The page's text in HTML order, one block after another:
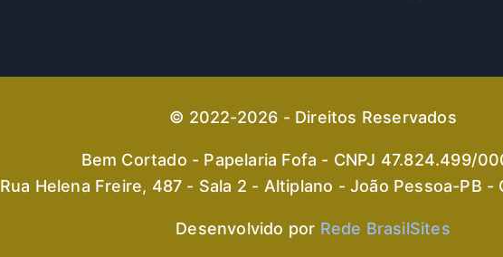
© 2022-2026 - Direitos Reservados
Bem Cortado - Papelaria Fofa - CNPJ 47.824.499/
Rua Helena Freire, 487 - Sala 2 - Altiplano - João Pessoa-PB -
Desenvolvido por Rede BrasilSites